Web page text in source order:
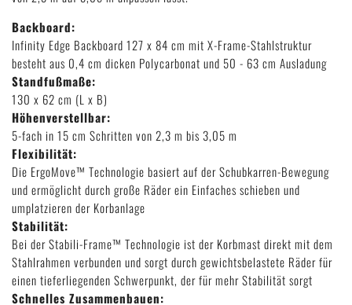
Backboard:
Infinity Edge Backboard 127 x 84 cm mit X-Frame-Stahlstruktur
besteht aus 0,4 cm dicken Polycarbonat und 50 - 63 cm Ausladung
Standfußmaße:
130 x 62 cm (L x B)
Höhenverstellbar:
5-fach in 15 cm Schritten von 2,3 m bis 3,05 m
Flexibilität:
Die ErgoMove™ Technologie basiert auf der Schubkarren-Bewegung
und ermöglicht durch große Räder ein Einfaches schieben und
umplatzieren der Korbanlage
Stabilität:
Bei der Stabili-Frame™ Technologie ist der Korbmast direkt mit dem
Stahlrahmen verbunden und sorgt durch gewichtsbelastete Räder für
einen tieferliegenden Schwerpunkt, der für mehr Stabilität sorgt
Schnelles Zusammenbauen: